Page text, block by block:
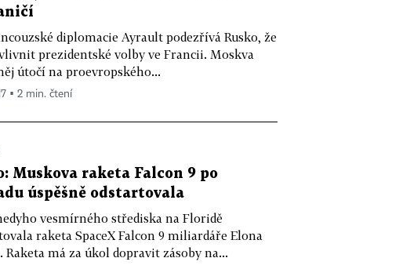
diplomacie Ayrault podezřívá Rusko, že
prezidentské volby ve Francii. Moskva
útočí na proevropského...
▪ 2 min. čtení
Muskova raketa Falcon 9 po
úspěšně odstartovala
vesmírného střediska na Floridě
raketa SpaceX Falcon 9 miliardáře Elona
Raketa má za úkol dopravit zásoby na...